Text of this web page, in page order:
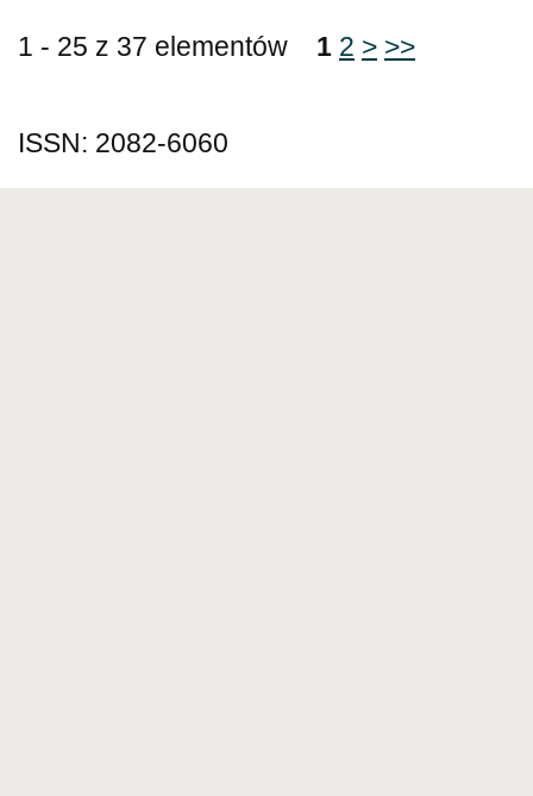
1 - 25 z 37 elementów 1 2 > >>
ISSN: 2082-6060